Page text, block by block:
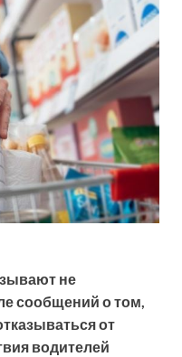
не
сообщений о том,
от
водителей